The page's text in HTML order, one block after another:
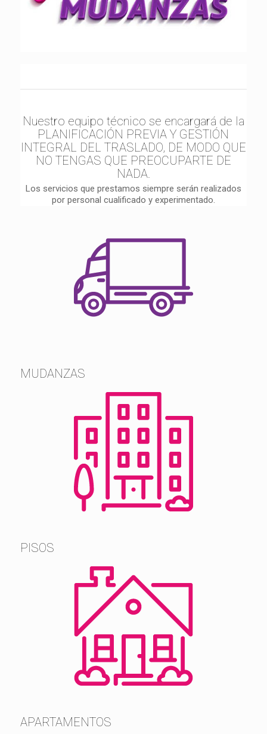
Nuestro equipo técnico se encargará de la
PLANIFICACIÓN PREVIA Y GESTIÓN
INTEGRAL DEL TRASLADO, DE MODO QUE
NO TENGAS QUE PREOCUPARTE DE
NADA.
Los servicios que prestamos siempre serán realizados
por personal cualificado y experimentado.
MUDANZAS
PISOS
APARTAMENTOS